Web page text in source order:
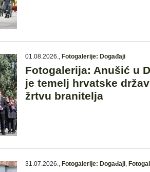
01.08.2026., Fotogalerije: Događaji
Fotogalerija: Anušić u
je temelj hrvatske
žrtvu branitelja
31.07.2026., Fotogalerije: Događaji,